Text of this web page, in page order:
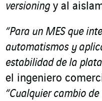
versioning y al
“Para un MES que
automatismos y
estabilidad de la
el ingeniero
“Cualquier cambio